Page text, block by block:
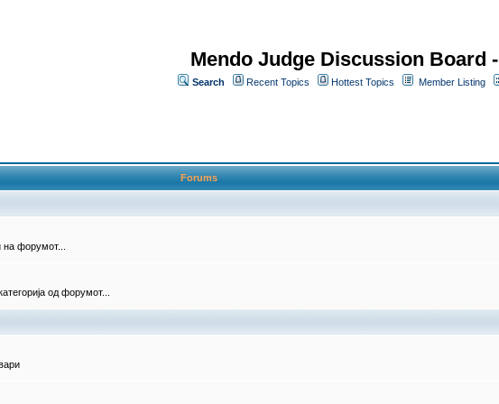
Mendo Judge Discussion Board
Search Recent Topics Hottest Topics Member Listing
Forums
форумот...
од форумот...